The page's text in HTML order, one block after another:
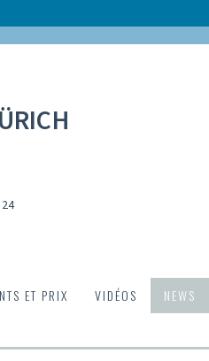
ET PRIX VIDÉOS NEWS